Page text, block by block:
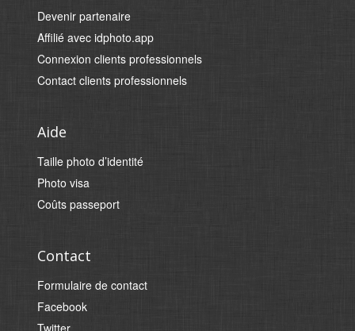
Devenir partenaire
Affilié avec idphoto.app
Connexion clients professionnels
Contact clients professionnels
Aide
Taille photo d’identité
Photo visa
Coûts passeport
Contact
Formulaire de contact
Facebook